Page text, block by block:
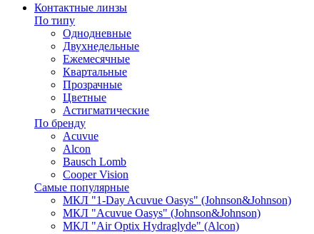
Контактные линзы
По типу
Однодневные
Двухнедельные
Ежемесячные
Квартальные
Прозрачные
Цветные
Астигматические
По бренду
Acuvue
Alcon
Bausch Lomb
Cooper Vision
Самые популярные
МКЛ "1-Day Acuvue Oasys" (Johnson&Johnson)
МКЛ "Acuvue Oasys" (Johnson&Johnson)
МКЛ "Air Optix Hydraglyde" (Alcon)